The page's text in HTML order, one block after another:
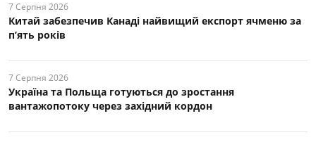
7 Серпня 2026
Китай забезпечив Канаді найвищий експорт ячменю за
п’ять років
7 Серпня 2026
Україна та Польща готуються до зростання
вантажопотоку через західний кордон